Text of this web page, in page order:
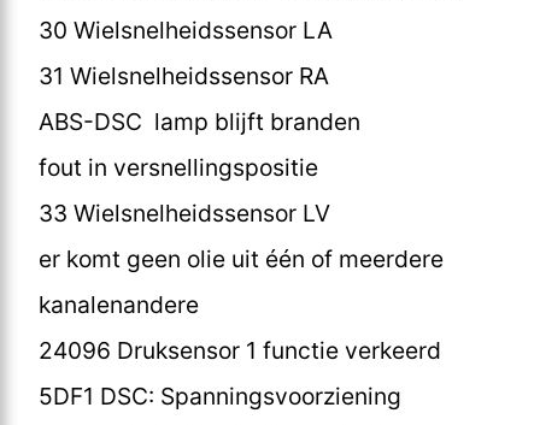
30 Wielsnelheidssensor LA
31 Wielsnelheidssensor RA
ABS-DSC lamp blijft branden
fout in versnellingspositie
33 Wielsnelheidssensor LV
er komt geen olie uit één of meerdere
kanalenandere
24096 Druksensor 1 functie verkeerd
5DF1 DSC: Spanningsvoorziening